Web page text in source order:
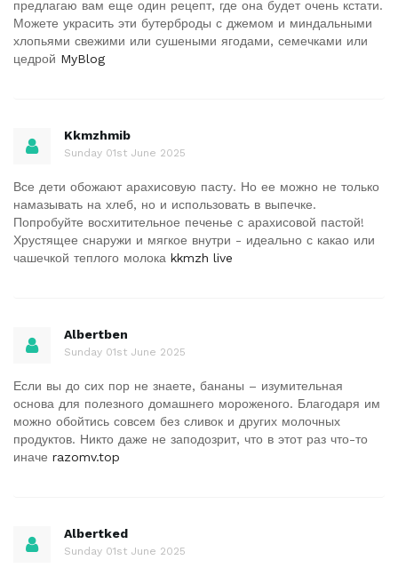
предлагаю вам еще один рецепт, где она будет очень кстати.
Можете украсить эти бутерброды с джемом и миндальными
хлопьями свежими или сушеными ягодами, семечками или
цедрой MyBlog
Kkmzhmib
Sunday 01st June 2025
Все дети обожают арахисовую пасту. Но ее можно не только
намазывать на хлеб, но и использовать в выпечке.
Попробуйте восхитительное печенье с арахисовой пастой!
Хрустящее снаружи и мягкое внутри - идеально с какао или
чашечкой теплого молока kkmzh live
Albertben
Sunday 01st June 2025
Если вы до сих пор не знаете, бананы – изумительная
основа для полезного домашнего мороженого. Благодаря им
можно обойтись совсем без сливок и других молочных
продуктов. Никто даже не заподозрит, что в этот раз что-то
иначе razomv.top
Albertked
Sunday 01st June 2025